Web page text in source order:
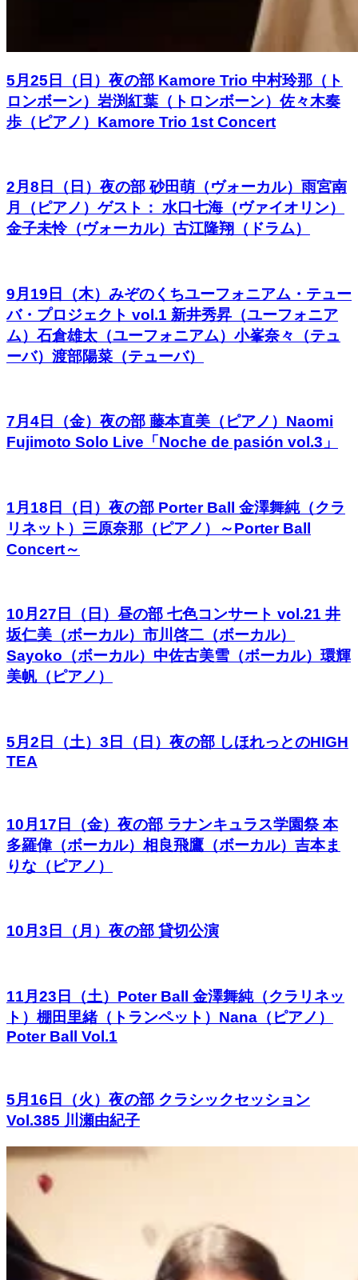
5月25日（日）夜の部 Kamore Trio 中村玲那（ト
ロンボーン）岩渕紅葉（トロンボーン）佐々木奏
歩（ピアノ）Kamore Trio 1st Concert
2月8日（日）夜の部 砂田萌（ヴォーカル）雨宮南
月（ピアノ）ゲスト： 水口七海（ヴァイオリン）
金子未怜（ヴォーカル）古江隆翔（ドラム）
9月19日（木）みぞのくちユーフォニアム・テュー
バ・プロジェクト vol.1 新井秀昇（ユーフォニア
ム）石倉雄太（ユーフォニアム）小峯奈々（テュ
ーバ）渡部陽菜（テューバ）
7月4日（金）夜の部 藤本直美（ピアノ）Naomi
Fujimoto Solo Live「Noche de pasión vol.3」
1月18日（日）夜の部 Porter Ball 金澤舞純（クラ
リネット）三原奈那（ピアノ）～Porter Ball
Concert～
10月27日（日）昼の部 七色コンサート vol.21 井
坂仁美（ボーカル）市川啓二（ボーカル）
Sayoko（ボーカル）中佐古美雪（ボーカル）環輝
美帆（ピアノ）
5月2日（土）3日（日）夜の部 しほれっとのHIGH
TEA
10月17日（金）夜の部 ラナンキュラス学園祭 本
多羅偉（ボーカル）相良飛鷹（ボーカル）吉本ま
りな（ピアノ）
10月3日（月）夜の部 貸切公演
11月23日（土）Poter Ball 金澤舞純（クラリネッ
ト）棚田里緒（トランペット）Nana（ピアノ）
Poter Ball Vol.1
5月16日（火）夜の部 クラシックセッション
Vol.385 川瀬由紀子